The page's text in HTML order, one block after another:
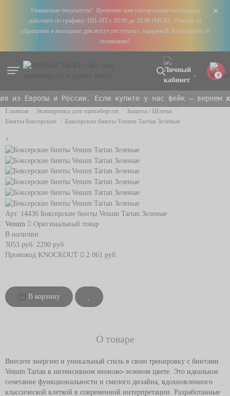
+
Уважаемые покупатели! Временно консультирующие менеджеры
работают по графику: ПН–ПТ с 10:00 до 18:00 (МСК). Ответы на
обращения в выходные дни могут поступать с задержкой. Благодарим за
понимание!
0
Европы и России. Если купите у нас фейк — вернемx10
Главная Экипировка для единоборств
Защита / Шлема
Бинты боксерские
Боксерские бинты Venum Tartan Зеленые
+
Арт. 14436 Боксерские бинты Venum Tartan Зеленые
Venum
Оригинальный товар
В наличии
3053 руб. 2290 руб.
Промокод KNOCKOUT 2 061 руб.
В корзину
О товаре
Внесите энергию и уникальный стиль в свою тренировку с бинтами
Venum Tartan в интенсивном неоново-зеленом цвете. Это идеальное
сочетание функциональности и смелого дизайна, вдохновленного
классической клеткой в современной интерпретации. Разработанные